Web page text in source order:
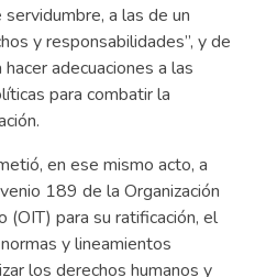
a las de un
y responsabilidades”, y de
adecuaciones a las
para combatir la
en ese mismo acto, a
189 de la Organización
(OIT) para su ratificación, el
y lineamientos
los derechos humanos y